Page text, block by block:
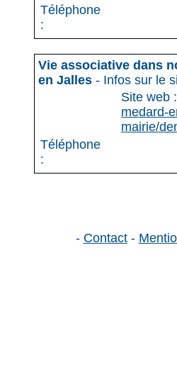
Téléphone
:
Vie associative dans
en Jalles - Infos sur le
Site web :
medard-
mairie/
Téléphone
:
- Contact-